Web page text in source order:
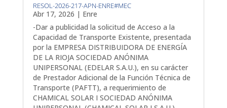
RESOL-2026-217-APN-ENRE#MEC
Abr 17, 2026 | Enre
-Dar a publicidad la solicitud de Acceso a la
Capacidad de Transporte Existente, presentada
por la EMPRESA DISTRIBUIDORA DE ENERGÍA
DE LA RIOJA SOCIEDAD ANÓNIMA
UNIPERSONAL (EDELAR S.A.U.), en su carácter
de Prestador Adicional de la Función Técnica de
Transporte (PAFTT), a requerimiento de
CHAMICAL SOLAR I SOCIEDAD ANÓNIMA